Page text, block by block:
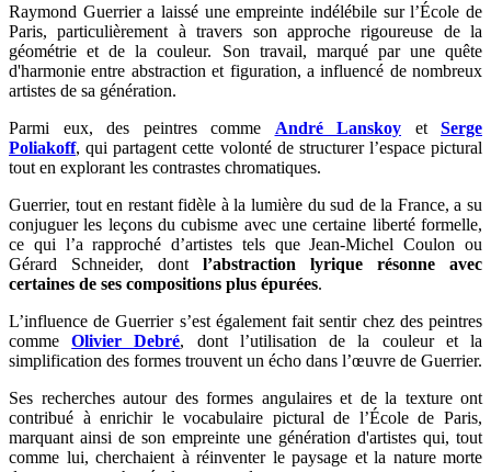
Raymond Guerrier a laissé une empreinte indélébile sur l’École de
Paris, particulièrement à travers son approche rigoureuse de la
géométrie et de la couleur. Son travail, marqué par une quête
d'harmonie entre abstraction et figuration, a influencé de nombreux
artistes de sa génération.
Parmi eux, des peintres comme André Lanskoy et Serge
Poliakoff, qui partagent cette volonté de structurer l’espace pictural
tout en explorant les contrastes chromatiques.
Guerrier, tout en restant fidèle à la lumière du sud de la France, a su
conjuguer les leçons du cubisme avec une certaine liberté formelle,
ce qui l’a rapproché d’artistes tels que Jean-Michel Coulon ou
Gérard Schneider, dont l’abstraction lyrique résonne avec
certaines de ses compositions plus épurées.
L’influence de Guerrier s’est également fait sentir chez des peintres
commeOlivier Debré, dont l’utilisation de la couleur et la
simplification des formes trouvent un écho dans l’œuvre de Guerrier.
Ses recherches autour des formes angulaires et de la texture ont
contribué à enrichir le vocabulaire pictural de l’École de Paris,
marquant ainsi de son empreinte une génération d'artistes qui, tout
comme lui, cherchaient à réinventer le paysage et la nature morte